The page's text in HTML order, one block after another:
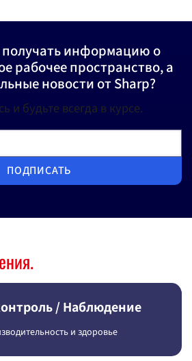
получать информацию о
рабочее пространство, а
новости от Sharp?
и будьте всегда в курсе.
ПОДПИСАТЬ
/ Наблюдение
и здоровье